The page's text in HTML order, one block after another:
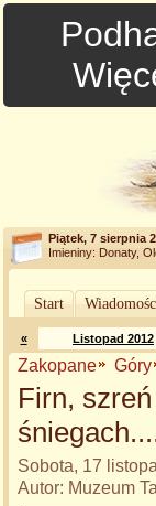
Piątek, 7 sierpnia
Imieniny: Donaty,
Start
« Listopad 2012
Zakopane Góry
Firn,
Sobota, 17
Autor: Muzeum